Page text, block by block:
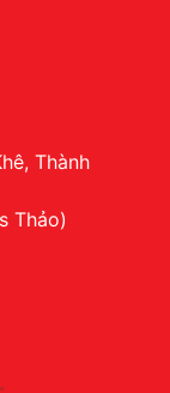
Thành
Thảo)